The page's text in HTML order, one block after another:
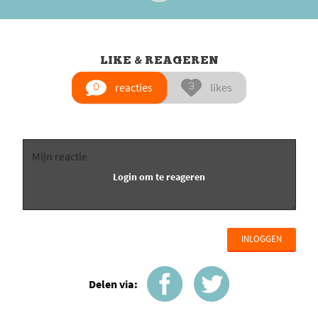
LIKE & REAGEREN
reacties likes
INLOGGEN
Delen via: